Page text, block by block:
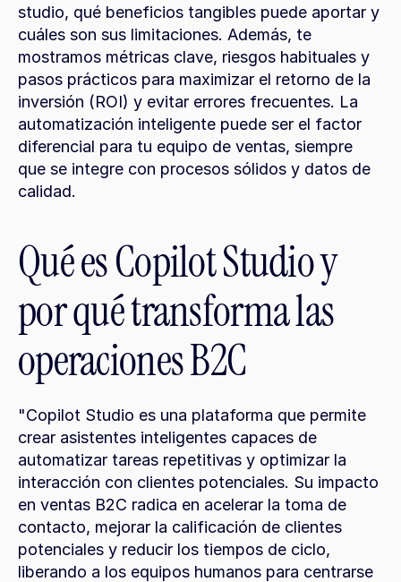
studio, qué beneficios tangibles puede aportar y
cuáles son sus limitaciones. Además, te
mostramos métricas clave, riesgos habituales y
pasos prácticos para maximizar el retorno de la
inversión (ROI) y evitar errores frecuentes. La
automatización inteligente puede ser el factor
diferencial para tu equipo de ventas, siempre
que se integre con procesos sólidos y datos de
calidad.
Qué es Copilot Studio y
por qué transforma las
operaciones B2C
"Copilot Studio es una plataforma que permite
crear asistentes inteligentes capaces de
automatizar tareas repetitivas y optimizar la
interacción con clientes potenciales. Su impacto
en ventas B2C radica en acelerar la toma de
contacto, mejorar la calificación de clientes
potenciales y reducir los tiempos de ciclo,
liberando a los equipos humanos para centrarse